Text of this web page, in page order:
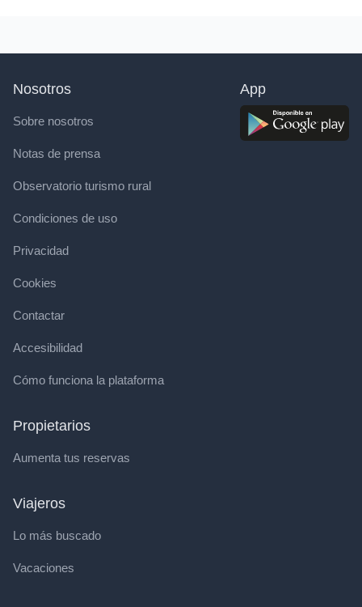
Nosotros
Sobre nosotros
Notas de prensa
Observatorio turismo rural
Condiciones de uso
Privacidad
Cookies
Contactar
Accesibilidad
Cómo funciona la plataforma
Propietarios
Aumenta tus reservas
Viajeros
Lo más buscado
Vacaciones
App